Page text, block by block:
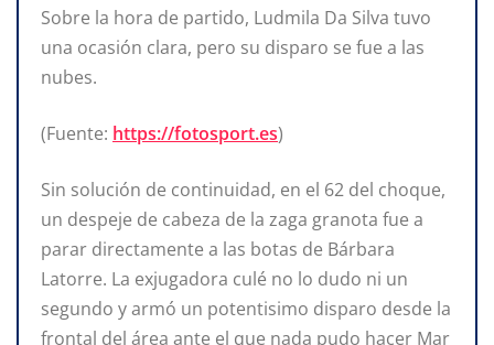
Sobre la hora de partido, Ludmila Da Silva tuvo
una ocasión clara, pero su disparo se fue a las
nubes.
(Fuente: https://fotosport.es)
Sin solución de continuidad, en el 62 del choque,
un despeje de cabeza de la zaga granota fue a
parar directamente a las botas de Bárbara
Latorre. La exjugadora culé no lo dudo ni un
segundo y armó un potentisimo disparo desde la
frontal del área ante el que nada pudo hacer Mar